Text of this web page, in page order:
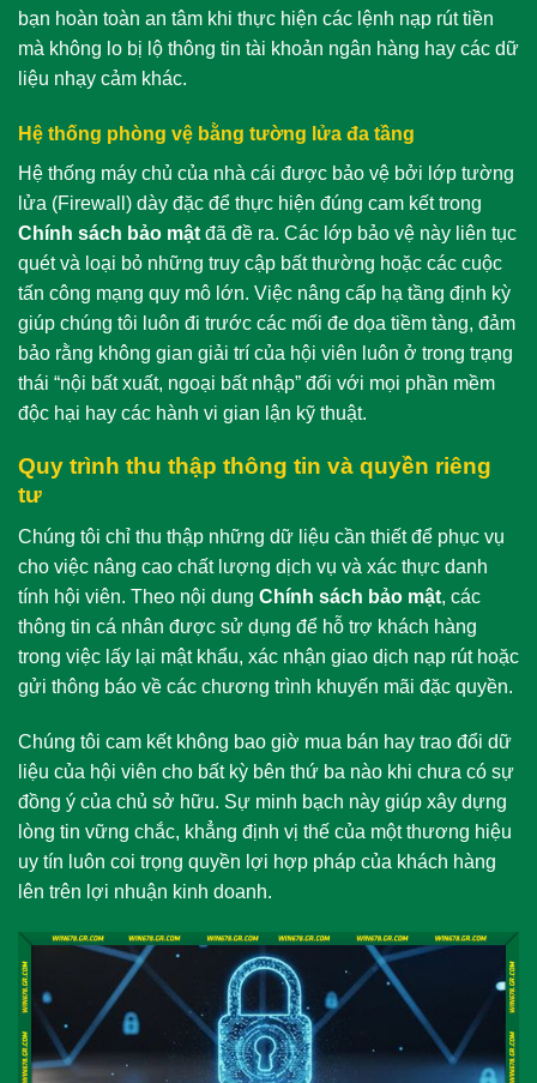
bạn hoàn toàn an tâm khi thực hiện các lệnh nạp rút tiền
mà không lo bị lộ thông tin tài khoản ngân hàng hay các dữ
liệu nhạy cảm khác.
Hệ thống phòng vệ bằng tường lửa đa tầng
Hệ thống máy chủ của nhà cái được bảo vệ bởi lớp tường
lửa (Firewall) dày đặc để thực hiện đúng cam kết trong
Chính sách bảo mật đã đề ra. Các lớp bảo vệ này liên tục
quét và loại bỏ những truy cập bất thường hoặc các cuộc
tấn công mạng quy mô lớn. Việc nâng cấp hạ tầng định kỳ
giúp chúng tôi luôn đi trước các mối đe dọa tiềm tàng, đảm
bảo rằng không gian giải trí của hội viên luôn ở trong trạng
thái “nội bất xuất, ngoại bất nhập” đối với mọi phần mềm
độc hại hay các hành vi gian lận kỹ thuật.
Quy trình thu thập thông tin và quyền riêng
tư
Chúng tôi chỉ thu thập những dữ liệu cần thiết để phục vụ
cho việc nâng cao chất lượng dịch vụ và xác thực danh
tính hội viên. Theo nội dung Chính sách bảo mật, các
thông tin cá nhân được sử dụng để hỗ trợ khách hàng
trong việc lấy lại mật khẩu, xác nhận giao dịch nạp rút hoặc
gửi thông báo về các chương trình khuyến mãi đặc quyền.
Chúng tôi cam kết không bao giờ mua bán hay trao đổi dữ
liệu của hội viên cho bất kỳ bên thứ ba nào khi chưa có sự
đồng ý của chủ sở hữu. Sự minh bạch này giúp xây dựng
lòng tin vững chắc, khẳng định vị thế của một thương hiệu
uy tín luôn coi trọng quyền lợi hợp pháp của khách hàng
lên trên lợi nhuận kinh doanh.